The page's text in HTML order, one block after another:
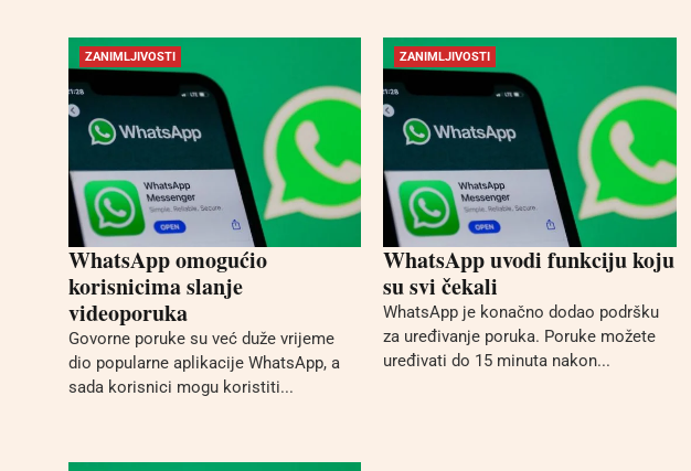
ZANIMLJIVOSTI
WhatsApp omogućio
korisnicima slanje
videoporuka
Govorne poruke su već duže vrijeme
dio popularne aplikacije WhatsApp, a
sada korisnici mogu koristiti...
ZANIMLJIVOSTI
WhatsApp uvodi funkciju koju
su svi čekali
WhatsApp je konačno dodao podršku
za uređivanje poruka. Poruke možete
uređivati ​​do 15 minuta nakon...